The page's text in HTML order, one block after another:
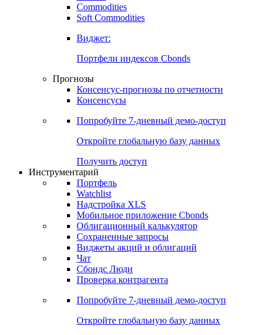
Commodities
Soft Commodities
Виджет:
Портфели индексов Cbonds
Прогнозы
Консенсус-прогнозы по отчетности
Консенсусы
Попробуйте 7-дневный демо-доступ
Откройте глобальную базу данных
Получить доступ
Инструментарий
Портфель
Watchlist
Надстройка XLS
Мобильное приложение Cbonds
Облигационный калькулятор
Сохраненные запросы
Виджеты акций и облигаций
Чат
Сбондс Люди
Проверка контрагента
Попробуйте 7-дневный демо-доступ
Откройте глобальную базу данных